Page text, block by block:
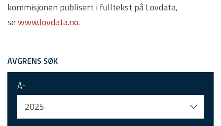
kommisjonen publisert i fulltekst på Lovdata,
sewww.lovdata.no.
AVGRENS SØK
År
2025